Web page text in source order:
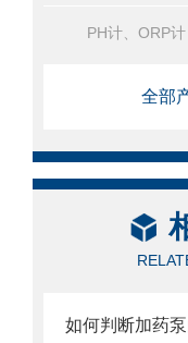
PH计、ORP计
全部
如何判断加药